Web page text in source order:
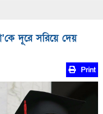
দূরে সরিয়ে দেয়
Print